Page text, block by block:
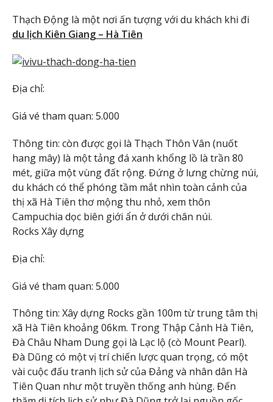
Thạch Động là một nơi ấn tượng với du khách khi đi
du lịch Kiên Giang – Hà Tiên
Địa chỉ:
Giá vé tham quan: 5.000
Thông tin: còn được gọi là Thạch Thôn Vân (nuốt
hang mây) là một tảng đá xanh khổng lồ là trần 80
mét, giữa một vùng đất rộng. Đứng ở lưng chừng núi,
du khách có thể phóng tầm mắt nhìn toàn cảnh của
thị xã Hà Tiên thơ mộng thu nhỏ, xem thôn
Campuchia dọc biên giới ẩn ở dưới chân núi.
Rocks Xây dựng
Địa chỉ:
Giá vé tham quan: 5.000
Thông tin: Xây dựng Rocks gần 100m từ trung tâm thị
xã Hà Tiên khoảng 06km. Trong Thập Cảnh Hà Tiên,
Đà Châu Nham Dung gọi là Lạc lộ (cò Mount Pearl).
Đà Dũng có một vị trí chiến lược quan trọng, có một
vài cuộc đấu tranh lịch sử của Đảng và nhân dân Hà
Tiên Quan như một truyền thống anh hùng. Đến